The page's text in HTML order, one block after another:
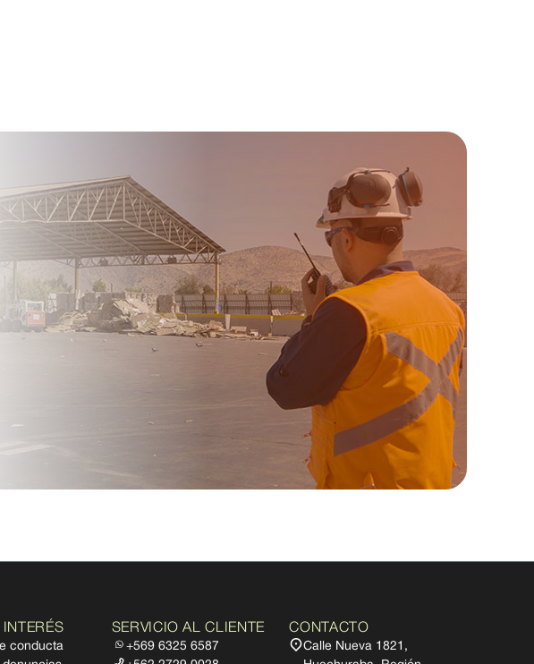
conducta
SERVICIO AL CLIENTE
+569 6325 6587
CONTACTO
Calle Nueva 1821,